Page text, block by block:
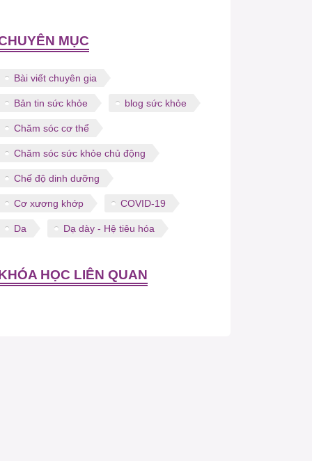
MỤC
Bài viết chuyên gia
Bản tin sức khỏe blog sức khỏe
Chăm sóc cơ thể
Chăm sóc sức khỏe chủ động
Chế độ dinh dưỡng
Cơ xương khớp COVID-19
Da Dạ dày - Hệ tiêu hóa
HỌC LIÊN QUAN